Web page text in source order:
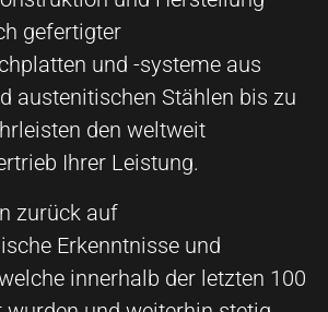
gefertigter
und -systeme aus
austenitischen Stählen bis zu
den weltweit
Ihrer Leistung.
zurück auf
Erkenntnisse und
innerhalb der letzten 100